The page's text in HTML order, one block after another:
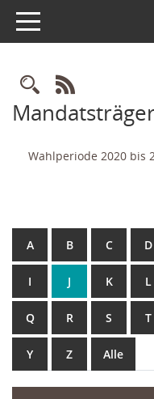
Toggle navigation
RSS-Feed
Wahlperiode 2020 bis
A B C D
I J K L
Q R S T
Y Z Alle